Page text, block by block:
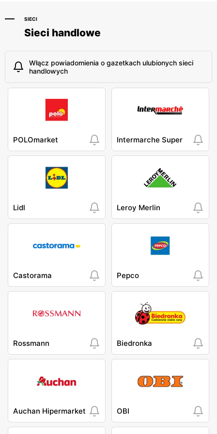
SIECI
Sieci handlowe
Włącz powiadomienia o gazetkach ulubionych sieci
handlowych
POLOmarket Intermarche Super
Lidl Leroy Merlin
Castorama Pepco
Rossmann Biedronka
Auchan Hipermarket OBI